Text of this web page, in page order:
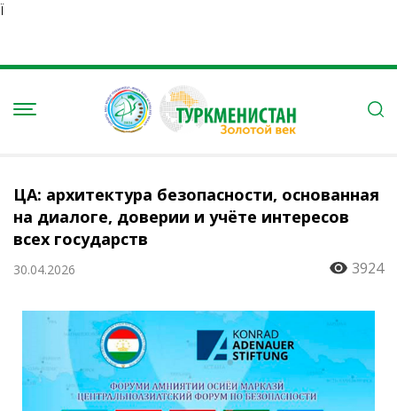
Ï
ЦА: архитектура безопасности, основанная
на диалоге, доверии и учёте интересов
всех государств
30.04.2026 3924